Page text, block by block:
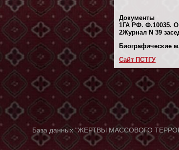
Документы
1ГА РФ. Ф.10035.
2Журнал N 39
Биографические
Сайт ПСТГУ
База данных "ЖЕРТВЫ МАССОВОГО ТЕРРОРА,